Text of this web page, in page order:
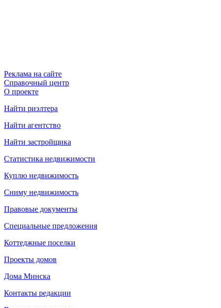
Реклама на сайте
Справочный центр
О проекте
Найти риэлтера
Найти агентство
Найти застройщика
Статистика недвижимости
Куплю недвижимость
Сниму недвижимость
Правовые документы
Специальные предложения
Коттеджные поселки
Проекты домов
Дома Минска
Контакты редакции